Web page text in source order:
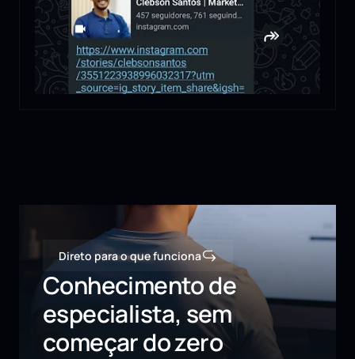
Direto para o que funciona
Conhecimento de
especialista, sem
começar do zero